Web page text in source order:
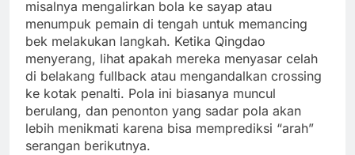
misalnya mengalirkan bola ke sayap atau
menumpuk pemain di tengah untuk memancing
bek melakukan langkah. Ketika Qingdao
menyerang, lihat apakah mereka menyasar celah
di belakang fullback atau mengandalkan crossing
ke kotak penalti. Pola ini biasanya muncul
berulang, dan penonton yang sadar pola akan
lebih menikmati karena bisa memprediksi “arah”
serangan berikutnya.